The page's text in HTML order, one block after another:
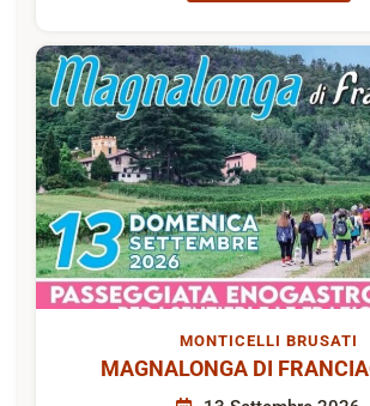
MONTICELLI BRUSATI
MAGNALONGA DI